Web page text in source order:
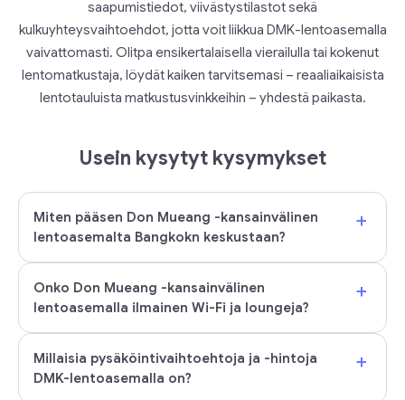
saapumistiedot, viivästystilastot sekä
kulkuyhteysvaihtoehdot, jotta voit liikkua DMK-lentoasemalla
vaivattomasti. Olitpa ensikertalaisella vierailulla tai kokenut
lentomatkustaja, löydät kaiken tarvitsemasi – reaaliaikaisista
lentotauluista matkustusvinkkeihin – yhdestä paikasta.
Usein kysytyt kysymykset
Miten pääsen Don Mueang -kansainvälinen
lentoasemalta Bangkokn keskustaan?
+
Onko Don Mueang -kansainvälinen
lentoasemalla ilmainen Wi-Fi ja loungeja?
+
Millaisia pysäköintivaihtoehtoja ja -hintoja
DMK-lentoasemalla on?
+